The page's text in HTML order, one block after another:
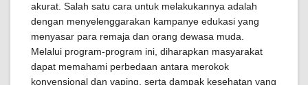
akurat. Salah satu cara untuk melakukannya adalah
dengan menyelenggarakan kampanye edukasi yang
menyasar para remaja dan orang dewasa muda.
Melalui program-program ini, diharapkan masyarakat
dapat memahami perbedaan antara merokok
konvensional dan vaping, serta dampak kesehatan yang